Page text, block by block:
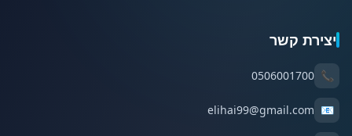
יצירת קשר
📞
0506001700
📧
elihai99@gmail.com